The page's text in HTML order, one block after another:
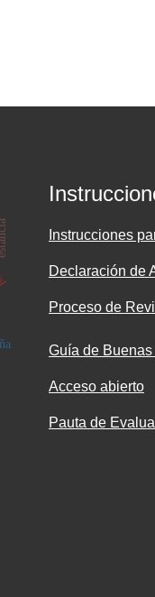
Instrucciones
Declaración de
Proceso de
Guía de
Acceso abierto
Pauta de